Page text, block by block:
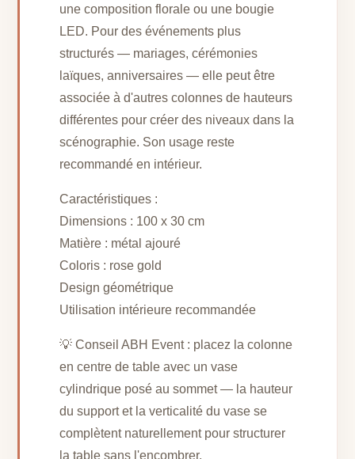
une composition florale ou une bougie
LED. Pour des événements plus
structurés — mariages, cérémonies
laïques, anniversaires — elle peut être
associée à d'autres colonnes de hauteurs
différentes pour créer des niveaux dans la
scénographie. Son usage reste
recommandé en intérieur.
Caractéristiques :
Dimensions : 100 x 30 cm
Matière : métal ajouré
Coloris : rose gold
Design géométrique
Utilisation intérieure recommandée
💡 Conseil ABH Event : placez la colonne
en centre de table avec un vase
cylindrique posé au sommet — la hauteur
du support et la verticalité du vase se
complètent naturellement pour structurer
la table sans l'encombrer.